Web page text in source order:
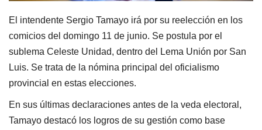
El intendente Sergio Tamayo irá por su reelección en los
comicios del domingo 11 de junio. Se postula por el
sublema Celeste Unidad, dentro del Lema Unión por San
Luis. Se trata de la nómina principal del oficialismo
provincial en estas elecciones.
En sus últimas declaraciones antes de la veda electoral,
Tamayo destacó los logros de su gestión como base